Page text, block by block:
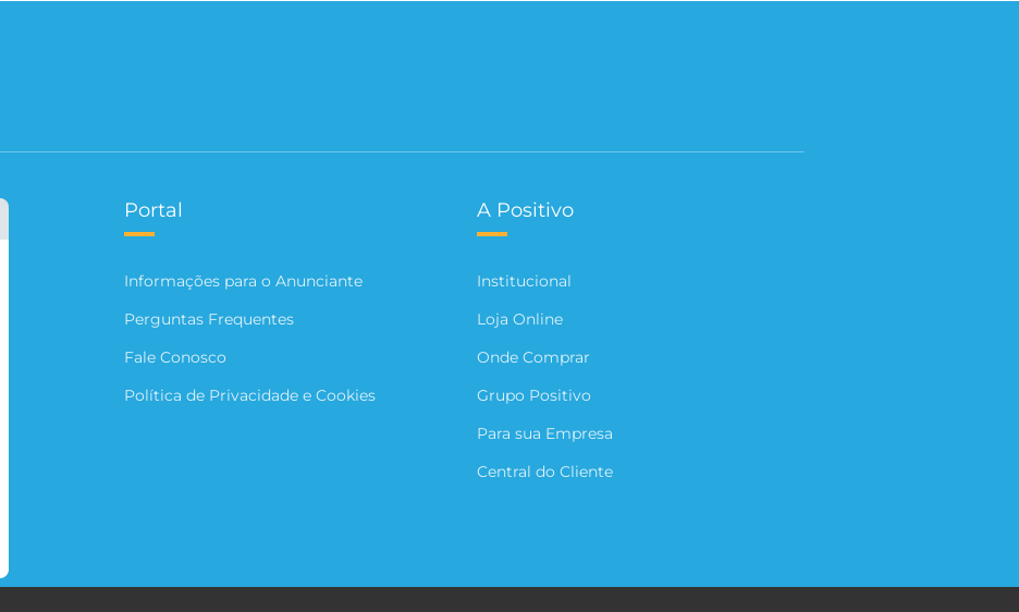
Portal
Informações para o Anunciante
Perguntas Frequentes
Fale Conosco
Política de Privacidade e Cookies
A Positivo
Institucional
Loja Online
Onde Comprar
Grupo Positivo
Para sua Empresa
Central do Cliente